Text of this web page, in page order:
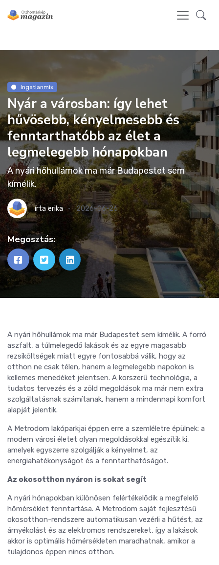
Ingatlanmix
Nyár a városban: így lehet
hűvösebb, kényelmesebb és
fenntarthatóbb az élet a
legmelegebb hónapokban
A nyári hőhullámok ma már Budapestet sem
kímélik.
írta erika 2026-06-26
Megosztás:
A nyári hőhullámok ma már Budapestet sem kímélik. A forró
aszfalt, a túlmelegedő lakások és az egyre magasabb
rezsiköltségek miatt egyre fontosabbá válik, hogy az
otthon ne csak télen, hanem a legmelegebb napokon is
kellemes menedéket jelentsen. A korszerű technológia, a
tudatos tervezés és a zöld megoldások ma már nem extra
szolgáltatásnak számítanak, hanem a mindennapi komfort
alapját jelentik.
A Metrodom lakóparkjai éppen erre a szemléletre épülnek: a
modern városi életet olyan megoldásokkal egészítik ki,
amelyek egyszerre szolgálják a kényelmet, az
energiahatékonyságot és a fenntarthatóságot.
Az okosotthon nyáron is sokat segít
A nyári hónapokban különösen felértékelődik a megfelelő
hőmérséklet fenntartása. A Metrodom saját fejlesztésű
okosotthon-rendszere automatikusan vezérli a hűtést, az
árnyékolást és az elektromos rendszereket, így a lakások
akkor is optimális hőmérsékleten maradhatnak, amikor a
tulajdonos éppen nincs otthon.